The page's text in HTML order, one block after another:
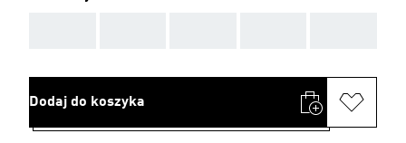
Dodaj do koszyka